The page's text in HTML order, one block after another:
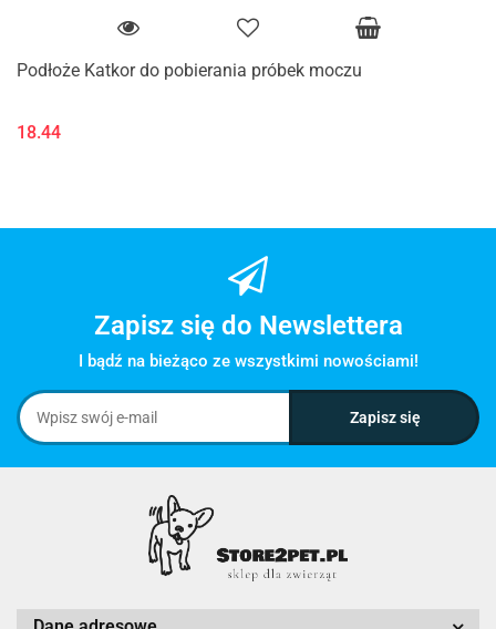
Podłoże Katkor do pobierania próbek moczu
18.44
Zapisz się do Newslettera
I bądź na bieżąco ze wszystkimi nowościami!